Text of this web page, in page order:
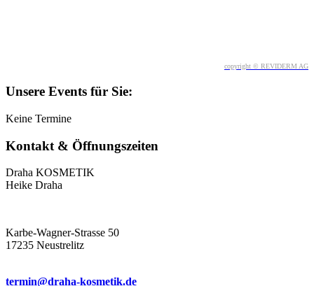
copyright © REVIDERM AG
Unsere Events für Sie:
Keine Termine
Kontakt & Öffnungszeiten
Draha KOSMETIK
Heike Draha
Karbe-Wagner-Strasse 50
17235 Neustrelitz
termin@draha-kosmetik.de